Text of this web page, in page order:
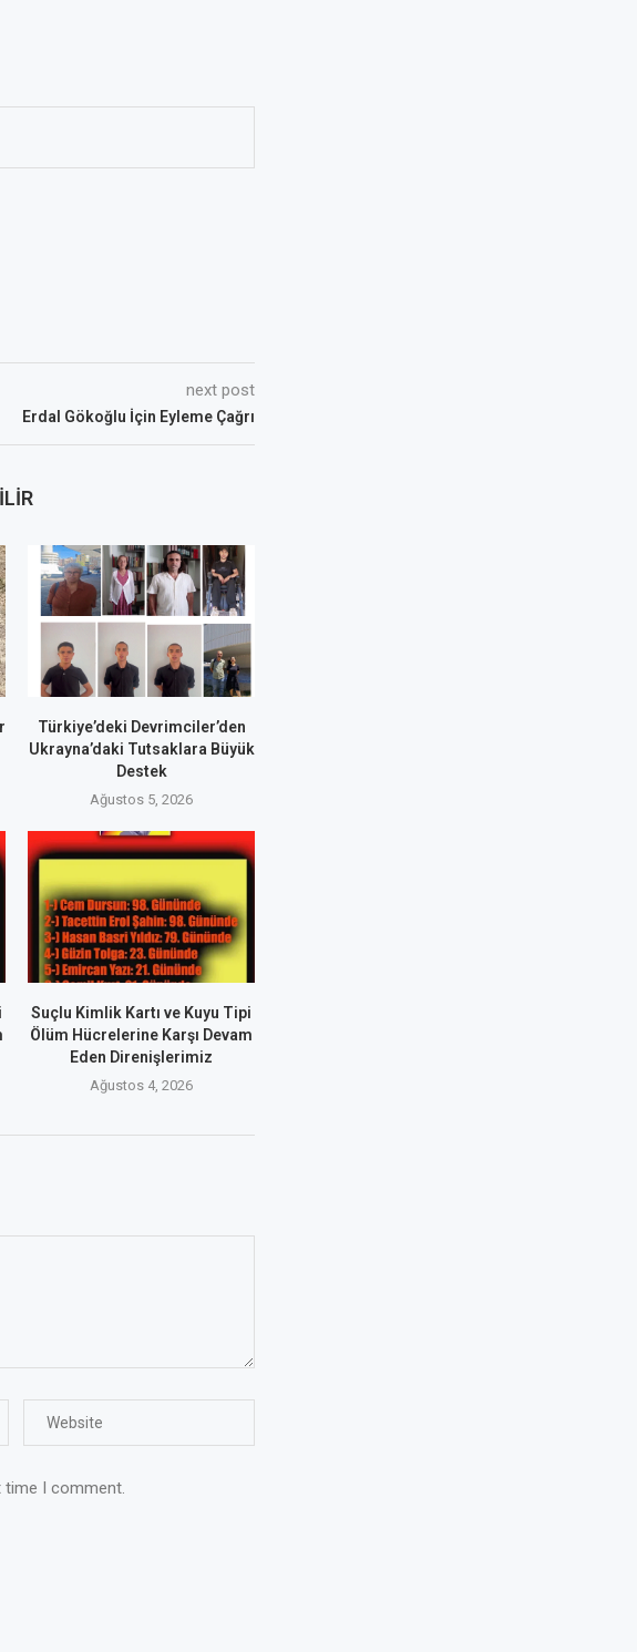
next post
Erdal Gökoğlu İçin Eyleme Çağrı
Türkiye’deki Devrimciler’den
Ukrayna’daki Tutsaklara Büyük
Destek
Ağustos 5, 2026
Suçlu Kimlik Kartı ve Kuyu Tipi
Ölüm Hücrelerine Karşı Devam
Eden Direnişlerimiz
Ağustos 4, 2026
time I comment.